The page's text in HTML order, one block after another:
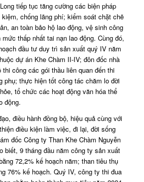
tiếp tục tăng cường các biện pháp
chống lãng phí; kiểm soát chặt chẽ
an toàn bảo hộ lao động, vệ sinh công
mức thấp nhất tai nạn lao động. Cùng đó,
đầu tư duy trì sản xuất quý IV năm
dự án Khe Chàm II-IV; đôn đốc nhà
thi công các gói thầu liên quan đến thi
phụ; thực hiện tốt công tác chăm lo đời
tổ chức các hoạt động văn hóa thể
động.
điều hành đồng bộ, hiệu quả cùng với
điều kiện làm việc, đi lại, đời sống
đốc Công ty Than Khe Chàm Nguyễn
biết, 9 tháng đầu năm công ty sản xuất
72,2% kế hoạch năm; than tiêu thụ
76% kế hoạch. Quý IV, công ty thi đua